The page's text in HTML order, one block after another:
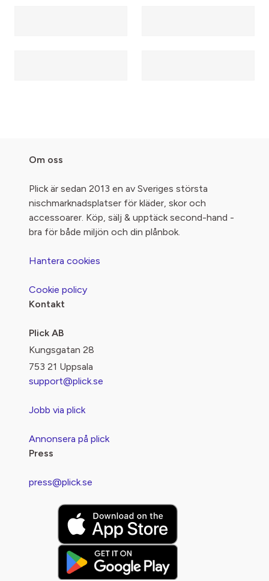
Om oss
Plick är sedan 2013 en av Sveriges största
nischmarknadsplatser för kläder, skor och
accessoarer. Köp, sälj & upptäck second-hand -
bra för både miljön och din plånbok.
Hantera cookies
Cookie policy
Kontakt
Plick AB
Kungsgatan 28
753 21 Uppsala
support@plick.se
Jobb via plick
Annonsera på plick
Press
press@plick.se